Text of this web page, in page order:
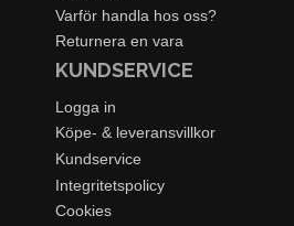
Varför handla hos oss?
Returnera en vara
KUNDSERVICE
Logga in
Köpe- & leveransvillkor
Kundservice
Integritetspolicy
Cookies